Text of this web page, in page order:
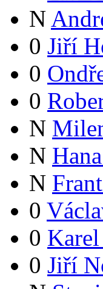
N
0 Jiří
0
0
N
N
N
0
0
0 Jiří